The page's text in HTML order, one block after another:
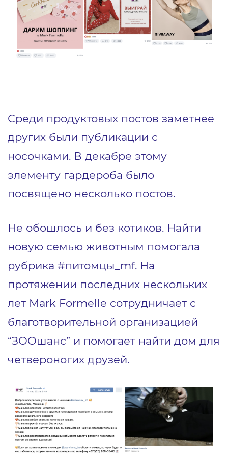
Среди продуктовых постов заметнее
других были публикации с
носочками. В декабре этому
элементу гардероба было
посвящено несколько постов.
Не обошлось и без котиков. Найти
новую семью животным помогала
рубрика #питомцы_mf. На
протяжении последних нескольких
лет Mark Formelle сотрудничает с
благотворительной организацией
“ЗООшанс” и помогает найти дом для
четвероногих друзей.